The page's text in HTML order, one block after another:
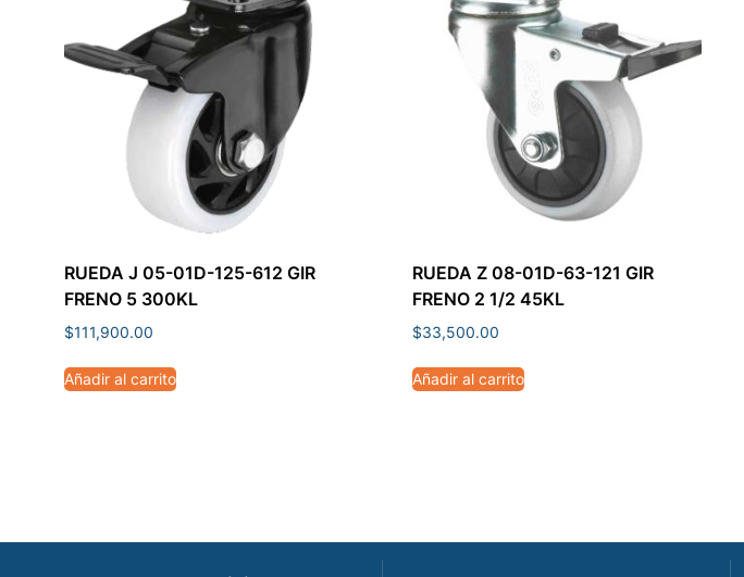
RUEDA J 05-01D-125-612 GIR
FRENO 5 300KL
$111,900.00
Añadir al carrito
RUEDA Z 08-01D-63-121 GIR
FRENO 2 1/2 45KL
$33,500.00
Añadir al carrito